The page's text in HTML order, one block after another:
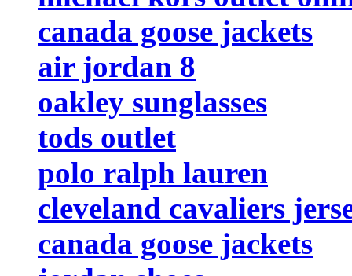
canada goose jackets
air jordan 8
oakley sunglasses
tods outlet
polo ralph lauren
cleveland cavaliers
canada goose jackets